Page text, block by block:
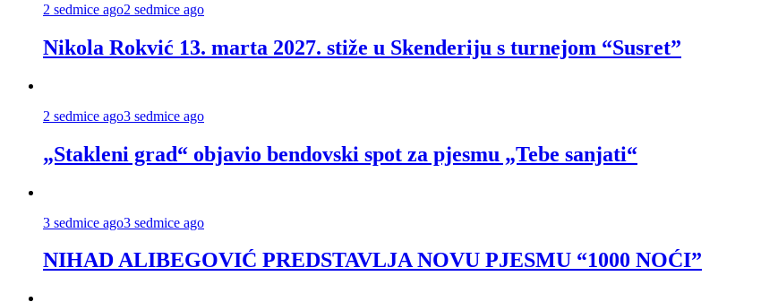
2 sedmice ago2 sedmice ago
Nikola Rokvić 13. marta 2027. stiže u Skenderiju s turnejom “Susret”
2 sedmice ago3 sedmice ago
„Stakleni grad“ objavio bendovski spot za pjesmu „Tebe sanjati“
3 sedmice ago3 sedmice ago
NIHAD ALIBEGOVIĆ PREDSTAVLJA NOVU PJESMU “1000 NOĆI”